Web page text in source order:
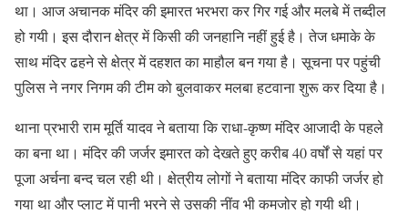
था। आज अचानक मंदिर की इमारत भरभरा कर गिर गई और मलबे में तब्दील
हो गयी। इस दौरान क्षेत्र में किसी की जनहानि नहीं हुई है। तेज धमाके के
साथ मंदिर ढहने से क्षेत्र में दहशत का माहौल बन गया है। सूचना पर पहुंची
पुलिस ने नगर निगम की टीम को बुलवाकर मलबा हटवाना शुरू कर दिया है।
थाना प्रभारी राम मूर्ति यादव ने बताया कि राधा-कृष्ण मंदिर आजादी के पहले
का बना था। मंदिर की जर्जर इमारत को देखते हुए करीब 40 वर्षों से यहां पर
पूजा अर्चना बन्द चल रही थी। क्षेत्रीय लोगों ने बताया मंदिर काफी जर्जर हो
गया था और प्लाट में पानी भरने से उसकी नींव भी कमजोर हो गयी थी।